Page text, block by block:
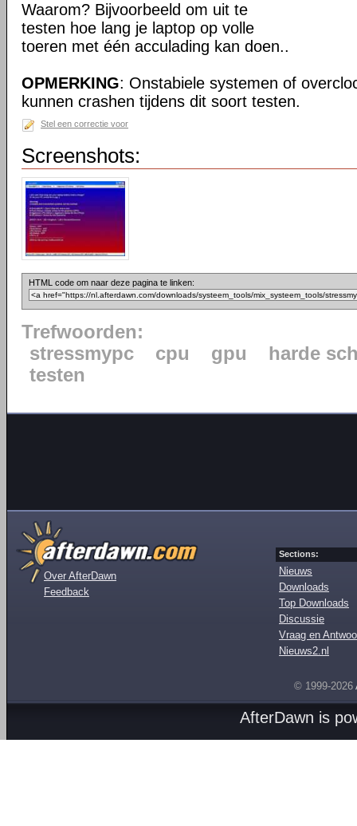
Waarom? Bijvoorbeeld om uit te
testen hoe lang je laptop op volle
toeren met één acculading kan doen..
OPMERKING: Onstabiele systemen of
kunnen crashen tijdens dit soort testen.
Stel een correctie voor
Screenshots:
HTML code om naar deze pagina te linken:
Trefwoorden:
stressmypc
cpu gpu
harde
testen
Over AfterDawn
Feedback
Sections:
Nieuws
Downloads
Top Downloads
Discussie
Vraag en
Nieuws2.nl
© 1999-2026
AfterDawn is